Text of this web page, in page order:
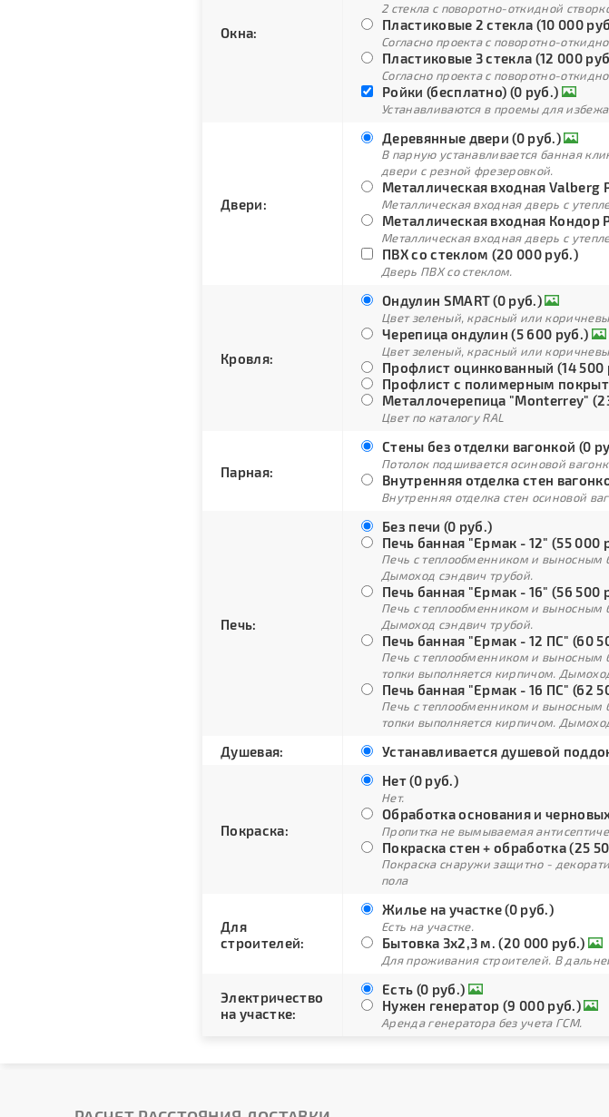
Окна:
2 стекла с поворотно-откидной
Пластиковые 2 стекла (10 000
Согласно проекта с поворотно-
Пластиковые 3 стекла (12 000
Согласно проекта с поворотно-
Ройки (бесплатно) (0 руб.)
Устанавливаются в проемы для
Двери:
Деревянные двери (0 руб.)
В парную устанавливается банная
двери с резной фрезеровкой.
Металлическая входная Valberg
Металлическая входная дверь с
Металлическая входная Кондор
Металлическая входная дверь с
ПВХ со стеклом (20 000 руб.)
Дверь ПВХ со стеклом.
Кровля:
Ондулин SMART (0 руб.)
Цвет зеленый, красный или
Черепица ондулин (5 600 руб.)
Цвет зеленый, красный или
Профлист оцинкованный (14 500
Профлист с полимерным
Металлочерепица "Monterrey"
Цвет по каталогу RAL
Парная:
Стены без отделки вагонкой (0
Потолок подшивается осиновой
Внутренняя отделка стен
Внутренняя отделка стен осиновой
Печь:
Без печи (0 руб.)
Печь банная "Ермак - 12" (55 000
Печь с теплообменником и выносным
Дымоход сэндвич трубой.
Печь банная "Ермак - 16" (56 500
Печь с теплообменником и выносным
Дымоход сэндвич трубой.
Печь банная "Ермак - 12 ПС" (60
Печь с теплообменником и выносным
топки выполняется кирпичом.
Печь банная "Ермак - 16 ПС" (62
Печь с теплообменником и выносным
топки выполняется кирпичом.
Душевая: Устанавливается душевой
Покраска:
Нет (0 руб.)
Нет.
Обработка основания и
Пропитка не вымываемая
Покраска стен + обработка (25
Покраска снаружи защитно -
пола
Для
строителей:
Жилье на участке (0 руб.)
Есть на участке.
Бытовка 3х2,3 м. (20 000 руб.)
Для проживания строителей. В
Электричество
на участке:
Есть (0 руб.)
Нужен генератор (9 000 руб.)
Аренда генератора без учета ГСМ.